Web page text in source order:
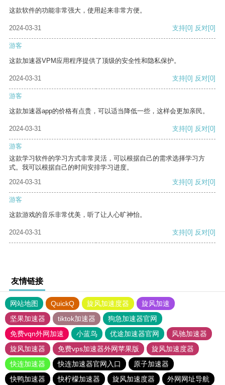
这款软件的功能非常强大，使用起来非常方便。
2024-03-31 支持[0] 反对[0]
游客
这款加速器VPM应用程序提供了顶级的安全性和隐私保护。
2024-03-31 支持[0] 反对[0]
游客
这款加速器app的价格有点贵，可以适当降低一些，这样会更加亲民。
2024-03-31 支持[0] 反对[0]
游客
这款学习软件的学习方式非常灵活，可以根据自己的需求选择学习方
式。我可以根据自己的时间安排学习进度。
2024-03-31
支持[0] 反对[0]
游客
这款游戏的音乐非常优美，听了让人心旷神怡。
2024-03-31 支持[0] 反对[0]
友情链接
网站地图 QuickQ 旋风加速度器
旋风加速
坚果加速器
tiktok加速器
狗急加速器官网
免费vqn外网加速
小蓝鸟 优途加速器官网
风驰加速器
旋风加速器
免费vps加速器外网苹果版
旋风加速度器
快连加速器
快连加速器官网入口
原子加速器
快鸭加速器
快柠檬加速器 旋风加速度器 外网网址导航